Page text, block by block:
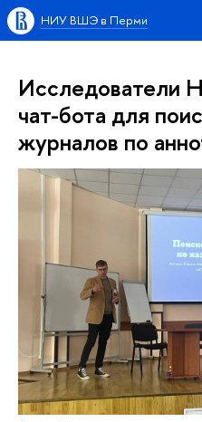
НИУ ВШЭ в Перми
чат-бота для
журналов по